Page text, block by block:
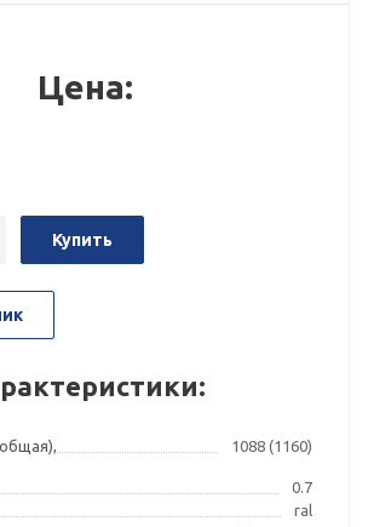
Цена:
Купить
1088 (1160)
0.7
ral